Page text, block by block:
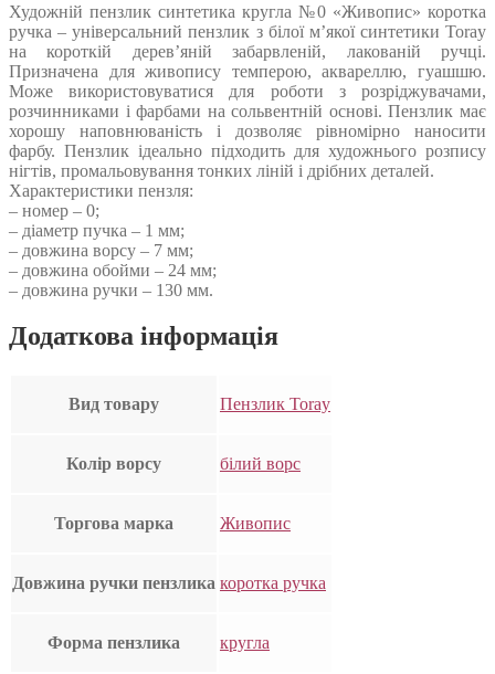
Художній пензлик синтетика кругла №0 «Живопис» коротка
ручка – універсальний пензлик з білої м’якої синтетики Toray
на короткій дерев’яній забарвленій, лакованій ручці.
Призначена для живопису темперою, аквареллю, гуашшю.
Може використовуватися для роботи з розріджувачами,
розчинниками і фарбами на сольвентній основі. Пензлик має
хорошу наповнюваність і дозволяє рівномірно наносити
фарбу. Пензлик ідеально підходить для художнього розпису
нігтів, промальовування тонких ліній і дрібних деталей.
Характеристики пензля:
– номер – 0;
– діаметр пучка – 1 мм;
– довжина ворсу – 7 мм;
– довжина обойми – 24 мм;
– довжина ручки – 130 мм.
Додаткова інформація
Вид товару Пензлик Toray
Колір ворсу білий ворс
Торгова марка Живопис
Довжина ручки пензлика коротка ручка
Форма пензлика кругла